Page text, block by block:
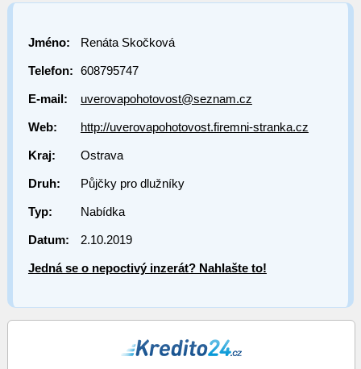
Jméno: Renáta Skočková
Telefon: 608795747
E-mail: uverovapohotovost@seznam.cz
Web: http://uverovapohotovost.firemni-stranka.cz
Kraj: Ostrava
Druh: Půjčky pro dlužníky
Typ: Nabídka
Datum: 2.10.2019
Jedná se o nepoctivý inzerát? Nahlašte to!